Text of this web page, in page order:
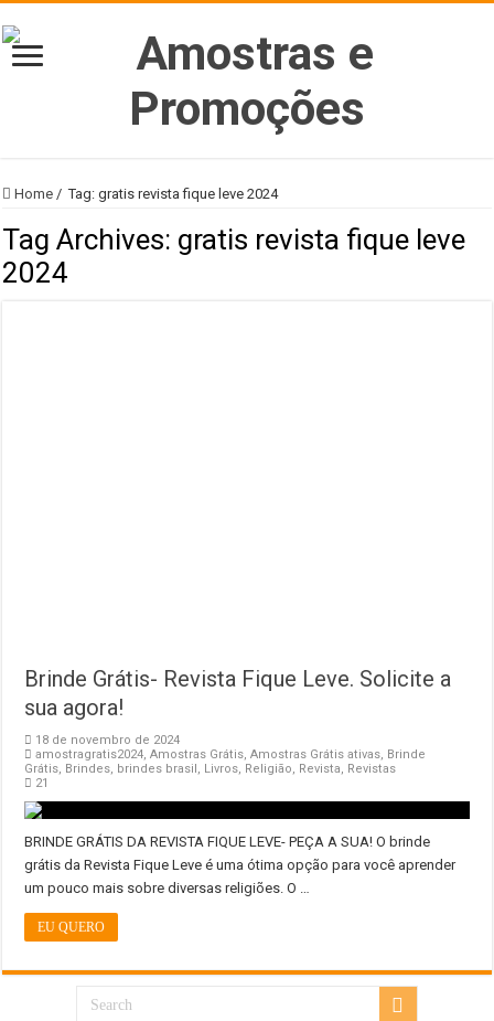
Home / Tag:gratis revista fique leve 2024
Tag Archives: gratis revista fique leve
2024
Brinde Grátis- Revista Fique Leve. Solicite a
sua agora!
18 de novembro de 2024
amostragratis2024,Amostras Grátis,Amostras Grátis ativas, Brinde
Grátis, Brindes, brindes brasil, Livros, Religião, Revista, Revistas
21
BRINDE GRÁTIS DA REVISTA FIQUE LEVE- PEÇA A SUA! O brinde
grátis da Revista Fique Leve é uma ótima opção para você aprender
um pouco mais sobre diversas religiões. O …
EU QUERO